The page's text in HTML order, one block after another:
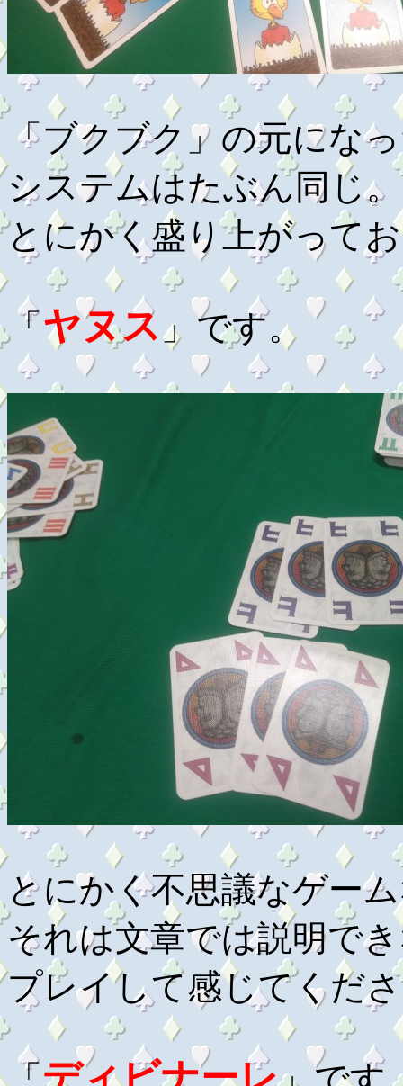
「ブクブク」の元にな
システムはたぶん同じ。
とにかく盛り上がって
「ヤヌス」です。
とにかく不思議なゲー
それは文章では説明で
プレイして感じてくだ
ディビナーレ